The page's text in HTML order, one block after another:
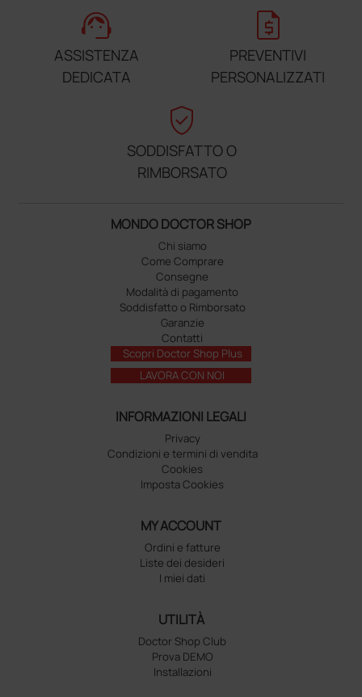
support_agent
ASSISTENZA
DEDICATA
request_quote
PREVENTIVI
PERSONALIZZATI
verified_user
SODDISFATTO O
RIMBORSATO
MONDO DOCTOR SHOP
Chi siamo
Come Comprare
Consegne
Modalità di pagamento
Soddisfatto o Rimborsato
Garanzie
Contatti
Scopri Doctor Shop Plus
LAVORA CON NOI
INFORMAZIONI LEGALI
Privacy
Condizioni e termini di vendita
Cookies
Imposta Cookies
MY ACCOUNT
Ordini e fatture
Liste dei desideri
I miei dati
UTILITÀ
Doctor Shop Club
Prova DEMO
Installazioni